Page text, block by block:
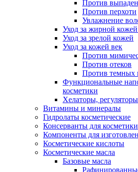
Против
Против перхоти
Увлажнение
Уход за жирной
Уход за зрелой кожей
Уход за кожей век
Против
Против отеков
Против темных
Функциональные
косметики
Хелаторы,
Витамины и минералы
Гидролаты косметические
Консерванты для косметики
Компоненты для
Косметические кислоты
Косметические масла
Базовые масла